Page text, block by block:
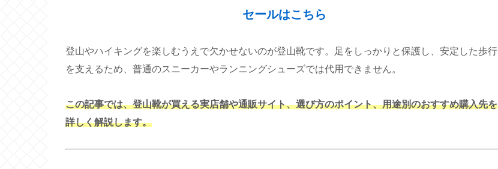
セールはこちら
登山やハイキングを楽しむうえで欠かせないのが登山靴です。足をしっかりと保護し、安定した歩行
を支えるため、普通のスニーカーやランニングシューズでは代用できません。
この記事では、登山靴が買える実店舗や通販サイト、選び方のポイント、用途別のおすすめ購入先を
詳しく解説します。